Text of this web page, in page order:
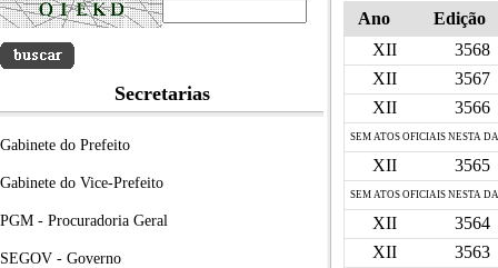
Secretarias
Gabinete do Prefeito
Gabinete do Vice-Prefeito
PGM - Procuradoria Geral
SEGOV - Governo
Ano
Edição
XII
3568
XII
3567
XII
3566
SEM ATOS OFICIAIS NESTA
XII 3565
SEM ATOS OFICIAIS NESTA
XII
3564
XII
3563